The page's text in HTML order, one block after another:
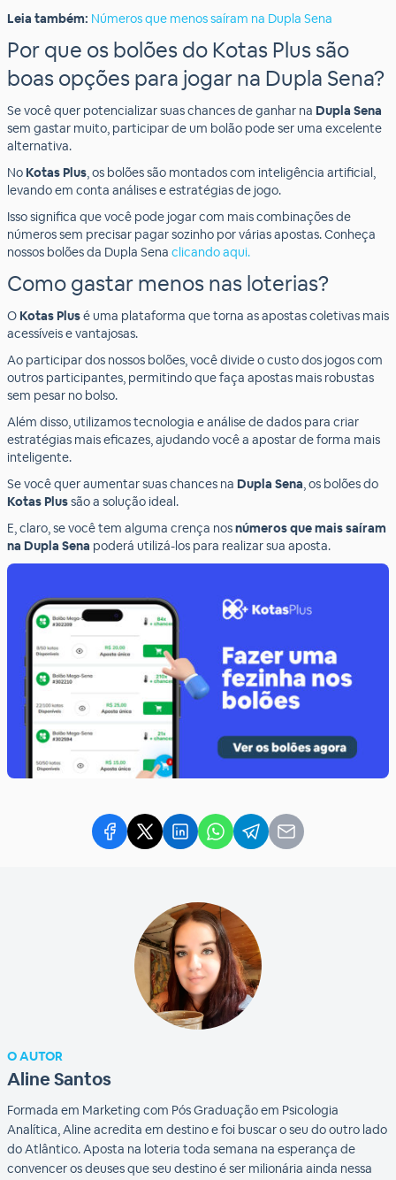
Leia também: Números que menos saíram na Dupla Sena
Por que os bolões do Kotas Plus são
boas opções para jogar na Dupla Sena?
Se você quer potencializar suas chances de ganhar na Dupla Sena
sem gastar muito, participar de um bolão pode ser uma excelente
alternativa.
No Kotas Plus, os bolões são montados com inteligência artificial,
levando em conta análises e estratégias de jogo.
Isso significa que você pode jogar com mais combinações de
números sem precisar pagar sozinho por várias apostas. Conheça
nossos bolões da Dupla Sena clicando aqui.
Como gastar menos nas loterias?
O Kotas Plusé uma plataforma que torna as apostas coletivas mais
acessíveis e vantajosas.
Ao participar dos nossos bolões, você divide o custo dos jogos com
outros participantes, permitindo que faça apostas mais robustas
sem pesar no bolso.
Além disso, utilizamos tecnologia e análise de dados para criar
estratégias mais eficazes, ajudando você a apostar de forma mais
inteligente.
Se você quer aumentar suas chances na Dupla Sena, os bolões do
Kotas Plussão a solução ideal.
E, claro, se você tem alguma crença nosnúmeros que mais saíram
na Dupla Sena poderá utilizá-los para realizar sua aposta.
O AUTOR
Aline Santos
Formada em Marketing com Pós Graduação em Psicologia
Analítica, Aline acredita em destino e foi buscar o seu do outro lado
do Atlântico. Aposta na loteria toda semana na esperança de
convencer os deuses que seu destino é ser milionária ainda nessa